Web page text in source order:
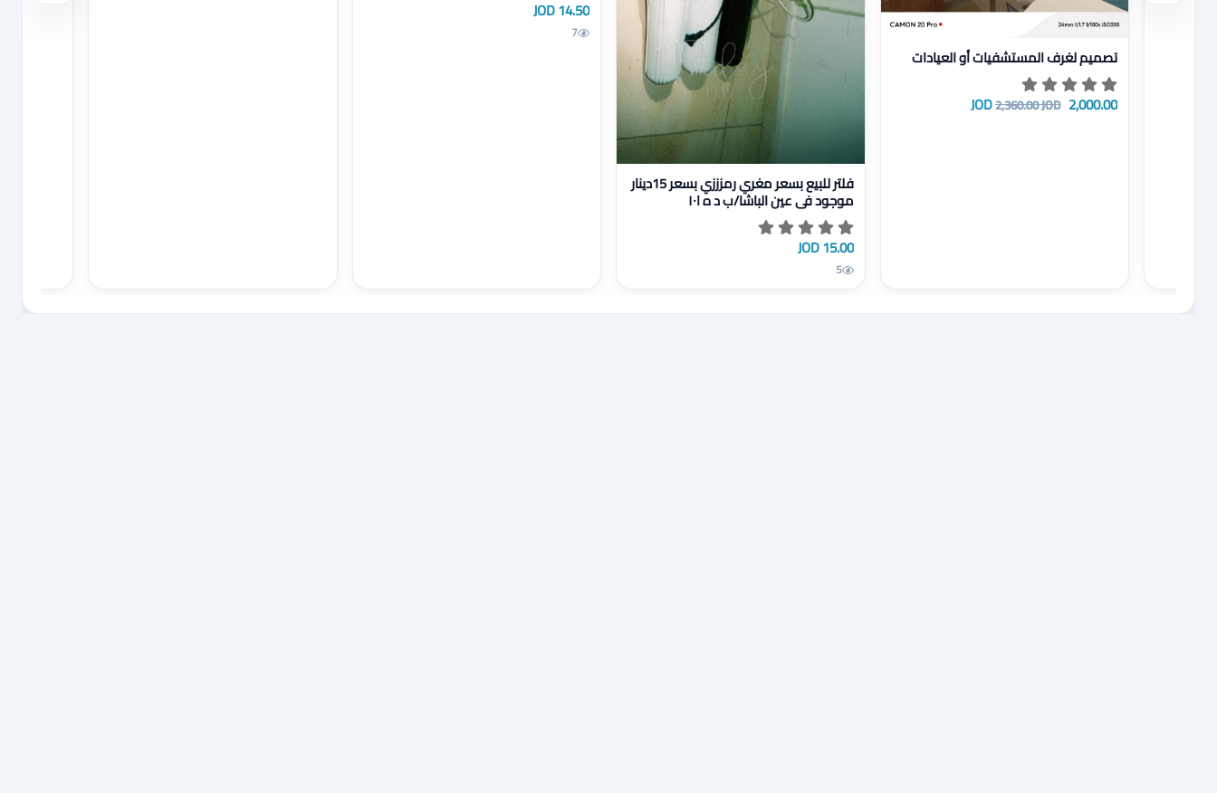
عرض تفاصيل تصميم لغرف المستشفيات أو العيادات
تصميم لغرف المستشفيات أو العيادات
2,000.00 JOD
2,360.00 JOD
عرض تفاصيل فلتر للبيع بسعر مغري رمزززي بسعر 15دينار موجود في عين الباشا/ب د ه ا١٠
فلتر للبيع بسعر مغري رمزززي بسعر 15دينار
موجود في عين الباشا/ب د ه ا١٠
15.00 JOD
5
14.50 JOD
7